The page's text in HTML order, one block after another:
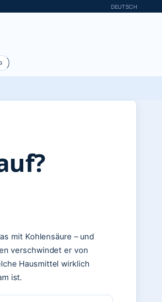
DEUTSCH
mit Kohlensäure – und
verschwindet er von
Hausmittel wirklich
ist.